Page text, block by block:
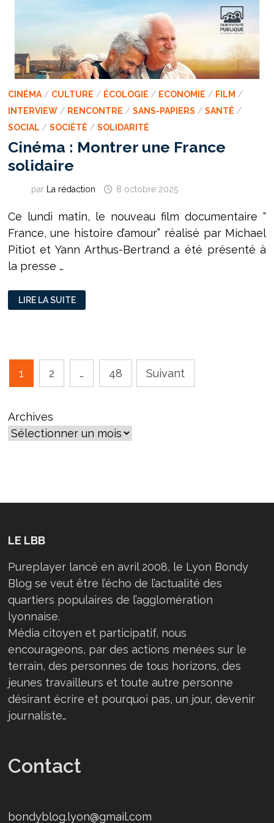
CINÉMA/ CULTURE / ÉCOLOGIE / ECONOMIE / FILM /
INTERVIEW/ RENCONTRE / SANS-PAPIERS / SANTÉ /
SOCIAL / SOCIÉTÉ / SOLIDARITÉ
Cinéma : Montrer une France
solidaire
par La rédaction 8 octobre 2025
Ce lundi matin, le nouveau film documentaire “
France, une histoire d’amour” réalisé par Michael
Pitiot et Yann Arthus-Bertrand a été présenté à
la presse …
CINÉMA
:
MONTRER
LIRE LA SUITE
Pagination
des
publications
1 2 … 48 Suivant
Archives
LE LBB
Pureplayer lancé en avril 2008, le Lyon Bondy
Blog se veut être l’écho de l’actualité des
quartiers populaires de l’agglomération
lyonnaise.
Média citoyen et participatif, nous
encourageons, par des actions menées sur le
terrain, des personnes de tous horizons, des
jeunes travailleurs et toute autre personne
désirant écrire et pourquoi pas, un jour, devenir
journaliste…
Contact
bondyblog.lyon@gmail.com